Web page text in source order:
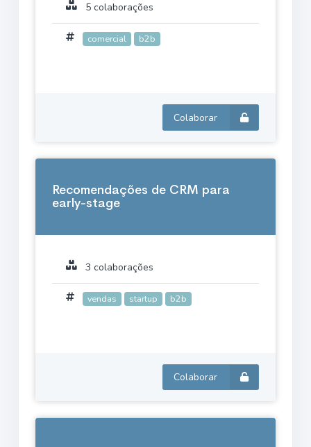
5 colaborações
comercial b2b
Colaborar
Recomendações de CRM para
early-stage
3 colaborações
vendas startup b2b
Colaborar